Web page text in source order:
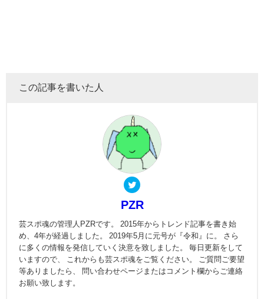
この記事を書いた人
PZR
芸スポ魂の管理人PZRです。 2015年からトレンド記事を書き始
め、4年が経過しました。 2019年5月に元号が『令和』に。 さら
に多くの情報を発信していく決意を致しました。 毎日更新をして
いますので、 これからも芸スポ魂をご覧ください。 ご質問ご要望
等ありましたら、 問い合わせページまたはコメント欄からご連絡
お願い致します。